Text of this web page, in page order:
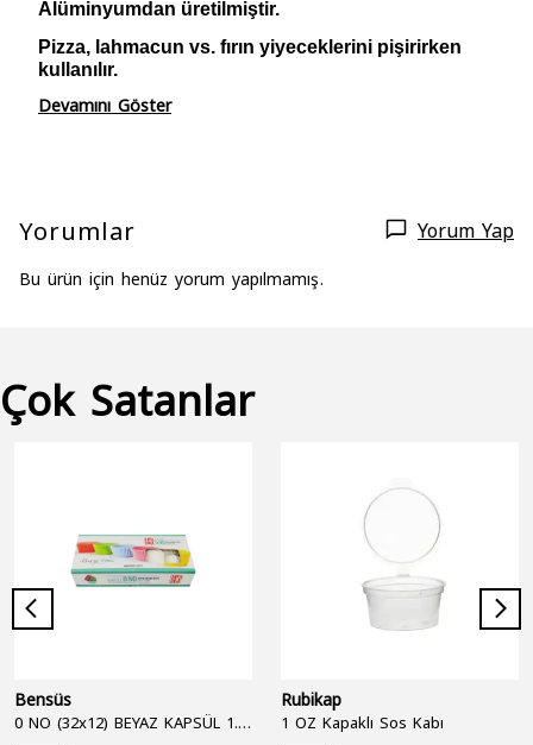
Alüminyumdan üretilmiştir.
Pizza, lahmacun vs. fırın yiyeceklerini pişirirken
kullanılır.
Devamını Göster
Yorumlar Yorum Yap
Bu ürün için henüz yorum yapılmamış.
Çok Satanlar
Bensüs Rubikap
1 OZ Kapaklı Sos Kabı